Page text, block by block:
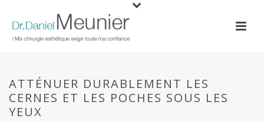
ATTÉNUER DURABLEMENT LES
CERNES ET LES POCHES SOUS LES
YEUX